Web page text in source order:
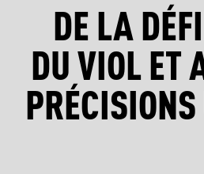
DE LA
DU VIOL ET